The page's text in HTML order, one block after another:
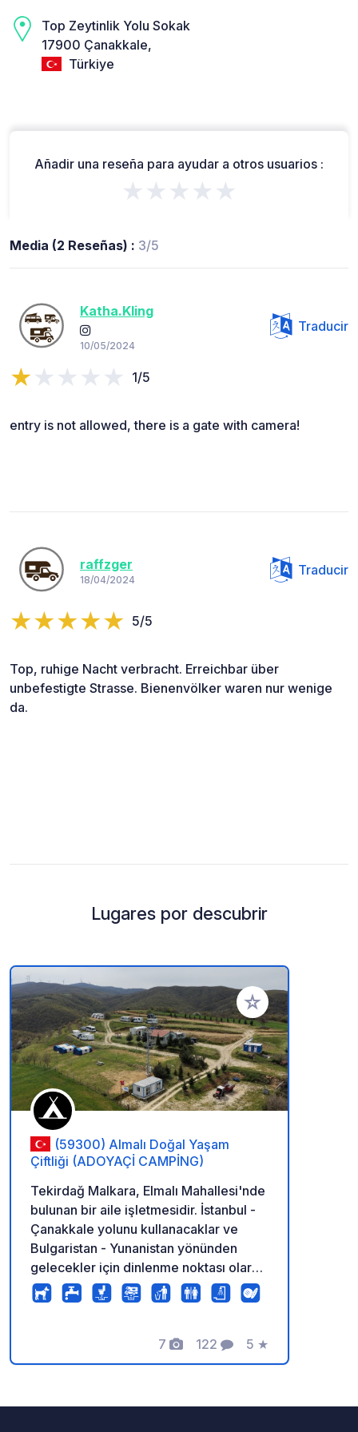
Top Zeytinlik Yolu Sokak
17900 Çanakkale,
Türkiye
Añadir una reseña para ayudar a otros usuarios :
★★★★★
Media (2 Reseñas) : 3/5
Katha.Kling
10/05/2024
Traducir
1/5
entry is not allowed, there is a gate with camera!
raffzger
18/04/2024
Traducir
5/5
Top, ruhige Nacht verbracht. Erreichbar über
unbefestigte Strasse. Bienenvölker waren nur wenige
da.
Lugares por descubrir
Añadir a tus
(59300) Almalı Doğal Yaşam
Çiftliği (ADOYAÇİ CAMPİNG)
Tekirdağ Malkara, Elmalı Mahallesi'nde
bulunan bir aile işletmesidir. İstanbul -
Çanakkale yolunu kullanacaklar ve
Bulgaristan - Yunanistan yönünden
gelecekler için dinlenme noktası olarak
tercih edilebilir. En el camping hay
duchas (agua caliente las 24 horas),
preparar comidas y una nevera donde
se pueden guardar alimentos, así como
7
Fotos
122
Comentarios
5
Calificación
★